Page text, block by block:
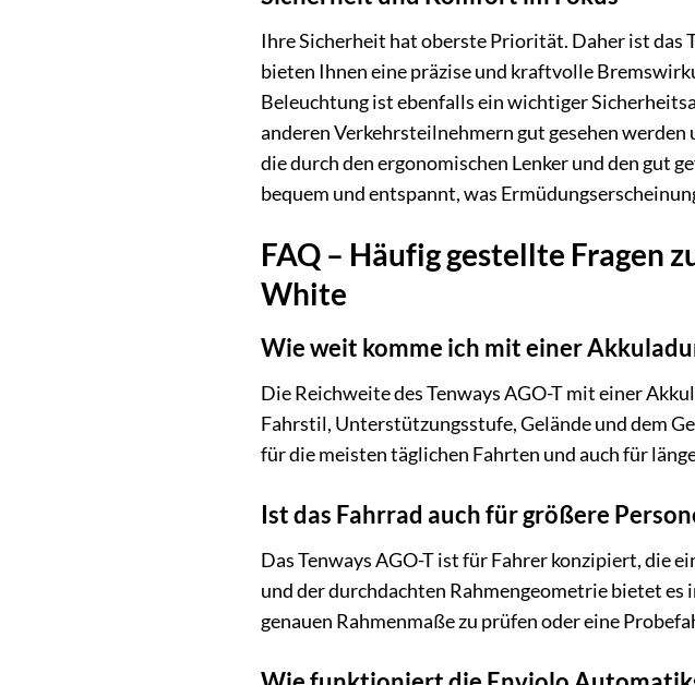
Ihre Sicherheit hat oberste Priorität. Daher ist das
bieten Ihnen eine präzise und kraftvolle
Beleuchtung ist ebenfalls ein wichtiger
anderen Verkehrsteilnehmern gut gesehen
die durch den ergonomischen Lenker und den gut
bequem und entspannt, was
FAQ – Häufig gestellte Fragen
White
Wie weit komme ich mit einer
Die Reichweite des Tenways AGO-T mit einer
Fahrstil, Unterstützungsstufe, Gelände und dem
für die meisten täglichen Fahrten und auch für
Ist das Fahrrad auch für größere
Das Tenways AGO-T ist für Fahrer konzipiert, die
und der durchdachten Rahmengeometrie bietet es
genauen Rahmenmaße zu prüfen oder eine